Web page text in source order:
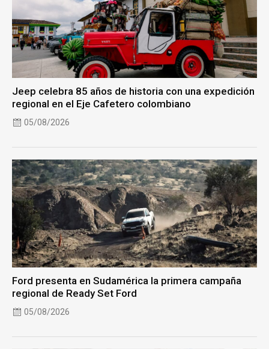
Jeep celebra 85 años de historia con una expedición
regional en el Eje Cafetero colombiano
05/08/2026
Ford presenta en Sudamérica la primera campaña
regional de Ready Set Ford
05/08/2026